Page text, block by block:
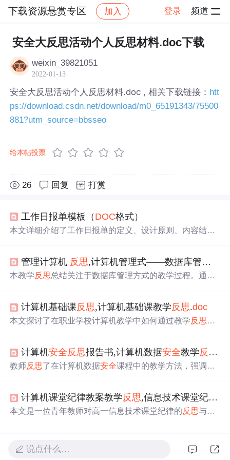
下载资源悬赏专区 加入 登录 频道
社区 下载资源悬赏专区 帖子详情
安全大反思活动个人反思材料.doc下载
weixin_39821051
2022-01-13
安全大反思活动个人反思材料.doc , 相关下载链接： htt
ps://download.csdn.net/download/m0_65191343/75500
881?utm_source=bbsseo
给本帖投票
26 回复 打赏
工作日报单模板（ DOC格式）
本文详细介绍了工作日报单的定义、设计原则、内容结
容、进度和成果的重要工具，有助于个人反思、团队协作
和管理层监督。通过DOC格式模板，可以定制和编辑以提
管理计算机 反思,计算机管理式——数据库管理方式教学
本教学反思总结关注于数据库管理方式的教学过程。通过
执行检索策略，学习了数据库管理方式的特点、功能，并
对检索结果进行了评价。教学策略采用网络探究体验，强
计算机基础课反思,计算机基础课教学反思.doc
本文探讨了在职业学校计算机教学中如何通过教学反思来
任务和实时调整教学策略。在实践中，教师应注意学生操
作能力的培养，提供足够的实践机会，并根据学生反馈及
计算机安全反思报告书,计算机数据安全教学反思
教师反思了在计算机数据安全课程中的教学方法，强调了
生病与计算机病毒，使教学更生动，同时指出需要改进的
地方，如学生评价的准确性、随机应变的能力以及教学内
计算机课堂纪律教案教学反思,信息技术课堂纪律的教学
本文是一位青年教师对高一信息技术课堂纪律的反思与对
精讲多练和加强互动等方式来维持课堂纪律。具体措施包
括让学生参与决策课堂
安排、结合生活实际进行教
说点什么…